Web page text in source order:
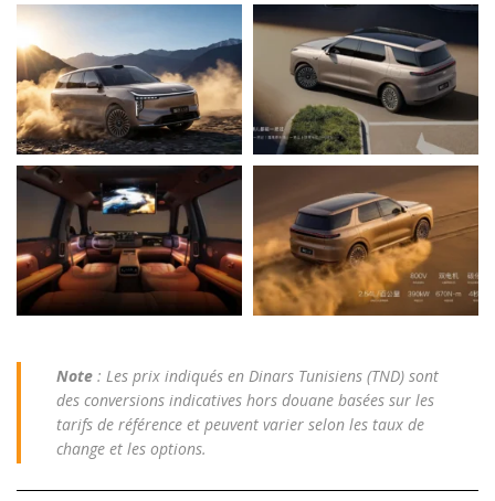
Note : Les prix indiqués en Dinars Tunisiens (TND) sont
des conversions indicatives hors douane basées sur les
tarifs de référence et peuvent varier selon les taux de
change et les options.